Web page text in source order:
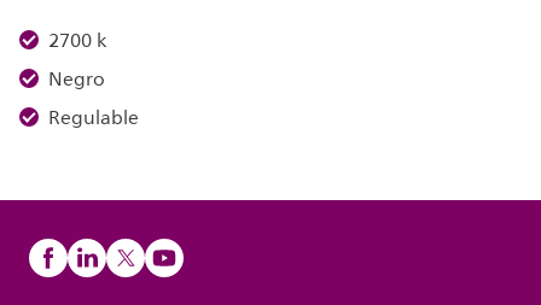
2700 k
Negro
Regulable